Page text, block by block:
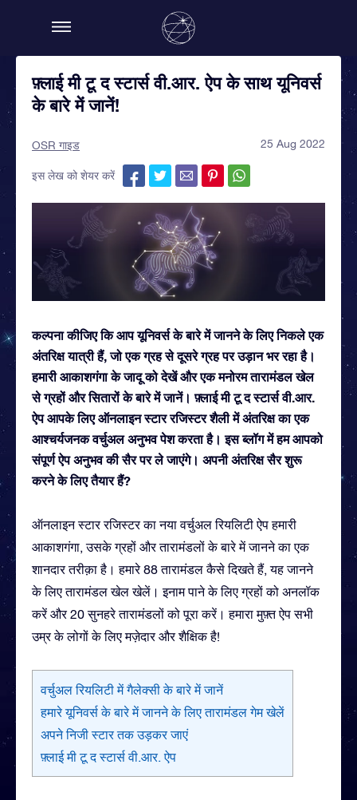
फ़्लाई मी टू द स्टार्स वी.आर. ऐप के साथ यूनिवर्स
के बारे में जानें!
OSR गाइड 25 Aug 2022
इस लेख को शेयर करें
कल्पना कीजिए कि आप यूनिवर्स के बारे में जानने के लिए निकले एक
अंतरिक्ष यात्री हैं, जो एक ग्रह से दूसरे ग्रह पर उड़ान भर रहा है।
हमारी आकाशगंगा के जादू को देखें और एक मनोरम तारामंडल खेल
से ग्रहों और सितारों के बारे में जानें। फ़्लाई मी टू द स्टार्स वी.आर.
ऐप आपके लिए ऑनलाइन स्टार रजिस्टर शैली में अंतरिक्ष का एक
आश्चर्यजनक वर्चुअल अनुभव पेश करता है। इस ब्लॉग में हम आपको
संपूर्ण ऐप अनुभव की सैर पर ले जाएंगे। अपनी अंतरिक्ष सैर शुरू
करने के लिए तैयार हैं?
ऑनलाइन स्टार रजिस्टर का नया वर्चुअल रियलिटी ऐप हमारी
आकाशगंगा, उसके ग्रहों और तारामंडलों के बारे में जानने का एक
शानदार तरीक़ा है। हमारे 88 तारामंडल कैसे दिखते हैं, यह जानने
के लिए तारामंडल खेल खेलें। इनाम पाने के लिए ग्रहों को अनलॉक
करें और 20 सुनहरे तारामंडलों को पूरा करें। हमारा मुफ़्त ऐप सभी
उम्र के लोगों के लिए मज़ेदार और शैक्षिक है!
वर्चुअल रियलिटी में गैलेक्सी के बारे में जानें
हमारे यूनिवर्स के बारे में जानने के लिए तारामंडल गेम खेलें
अपने निजी स्टार तक उड़कर जाएं
फ़्लाई मी टू द स्टार्स वी.आर. ऐप